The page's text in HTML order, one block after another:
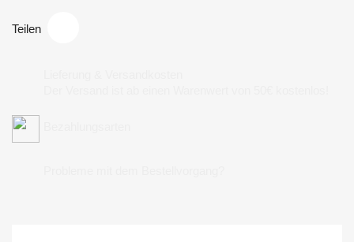
Teilen